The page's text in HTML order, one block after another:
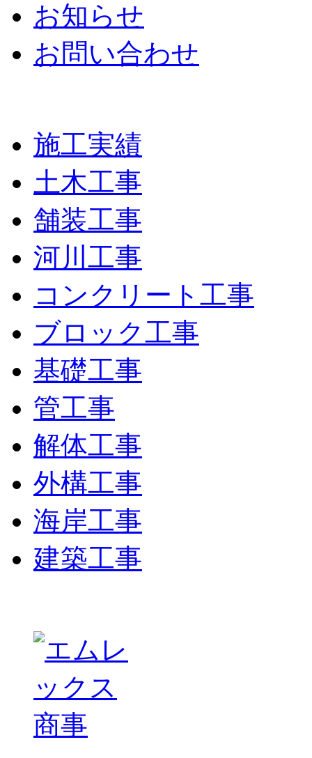
お知らせ
お問い合わせ
施工実績
土木工事
舗装工事
河川工事
コンクリート工事
ブロック工事
基礎工事
管工事
解体工事
外構工事
海岸工事
建築工事